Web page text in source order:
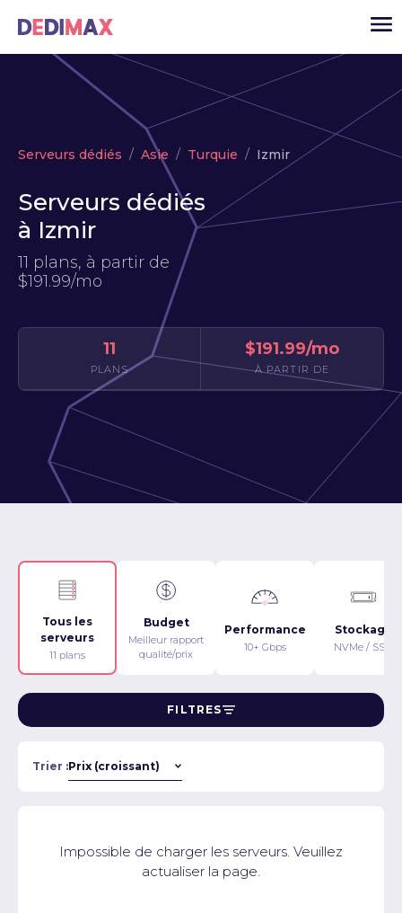
VPS
Serveurs dédiés
USD▾
MON ESPACE
Serveurs dédiés Asie Turquie Izmir
Serveurs dédiés
à Izmir
11 plans, à partir de
$191.99/mo
11
PLANS
$191.99/mo
À PARTIR DE
Tous les
serveurs
11 plans
Budget
Meilleur rapport
qualité/prix
Performance
10+ Gbps
Stockage
NVMe / SSD
FILTRES
Trier :
Impossible de charger les serveurs. Veuillez
actualiser la page.